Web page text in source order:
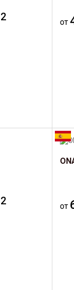
2 от
2 от